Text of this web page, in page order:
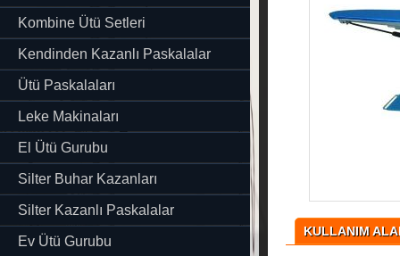
Kombine Ütü Setleri
Kendinden Kazanlı Paskalalar
Ütü Paskalaları
Leke Makinaları
El Ütü Gurubu
Silter Buhar Kazanları
Silter Kazanlı Paskalalar
Ev Ütü Gurubu
KULLANIM